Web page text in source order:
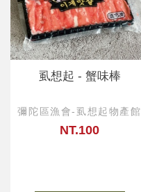
虱想起 - 蟹味棒
彌陀區漁會-虱想起物產館
NT.100